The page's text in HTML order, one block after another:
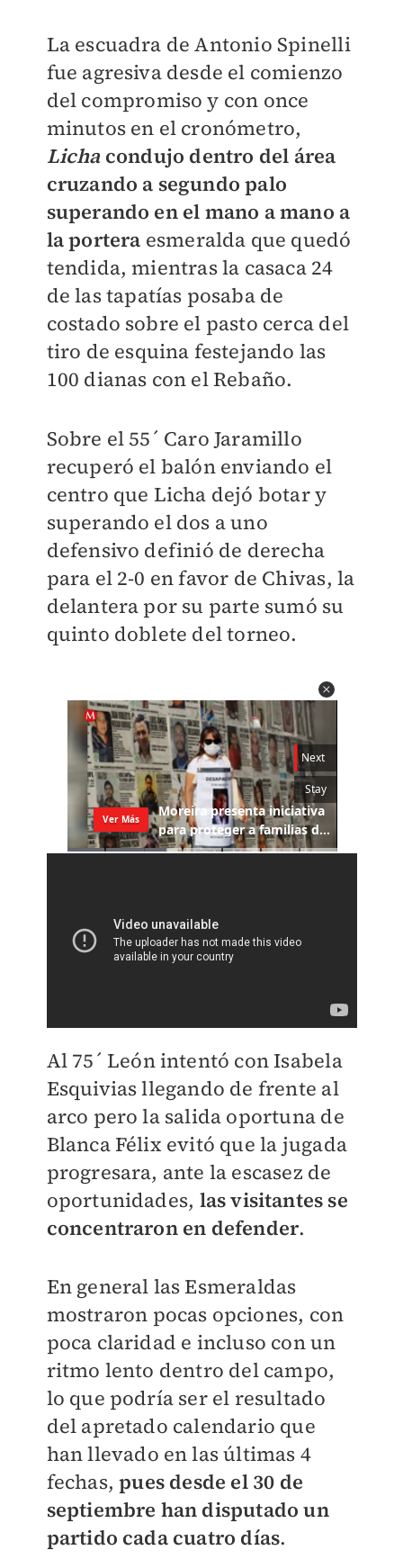
La escuadra de Antonio Spinelli
fue agresiva desde el comienzo
del compromiso y con once
minutos en el cronómetro,
Licha condujo dentro del área
cruzando a segundo palo
superando en el mano a mano a
la portera esmeralda que quedó
tendida, mientras la casaca 24
de las tapatías posaba de
costado sobre el pasto cerca del
tiro de esquina festejando las
100 dianas con el Rebaño.
Sobre el 55´ Caro Jaramillo
recuperó el balón enviando el
centro que Licha dejó botar y
superando el dos a uno
defensivo definió de derecha
para el 2-0 en favor de Chivas, la
delantera por su parte sumó su
quinto doblete del torneo.
Al 75´ León intentó con Isabela
Esquivias llegando de frente al
arco pero la salida oportuna de
Blanca Félix evitó que la jugada
progresara, ante la escasez de
oportunidades, las visitantes se
concentraron en defender.
En general las Esmeraldas
mostraron pocas opciones, con
poca claridad e incluso con un
ritmo lento dentro del campo,
lo que podría ser el resultado
del apretado calendario que
han llevado en las últimas 4
fechas, pues desde el 30 de
septiembre han disputado un
partido cada cuatro días.